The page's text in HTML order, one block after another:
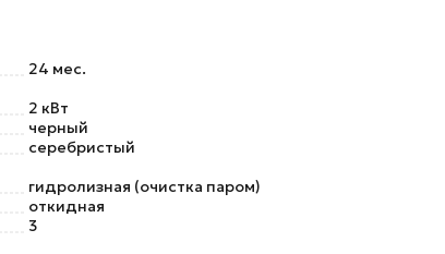
24 мес.
2 кВт
черный
серебристый
гидролизная (очистка паром)
откидная
3